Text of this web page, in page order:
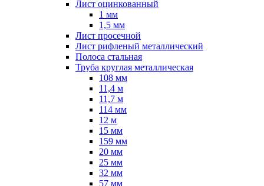
Лист оцинкованный
1 мм
1,5 мм
Лист просечной
Лист рифленый металлический
Полоса стальная
Труба круглая металлическая
108 мм
11,4 м
11,7 м
114 мм
12 м
15 мм
159 мм
20 мм
25 мм
32 мм
57 мм